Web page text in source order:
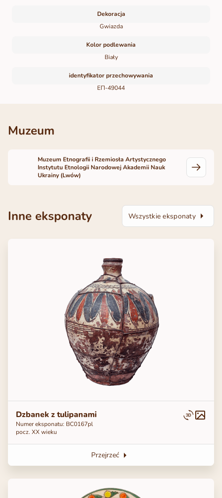
Dekoracja
Gwiazda
Kolor podlewania
Biały
identyfikator przechowywania
ЕП-49044
Muzeum
Muzeum Etnografii i Rzemiosła Artystycznego
Instytutu Etnologii Narodowej Akademii Nauk
Ukrainy (Lwów)
Inne eksponaty Wszystkie eksponaty
Dzbanek z tulipanami
Numer eksponatu: ВС0167pl
pocz. XX wieku
Przejrzeć